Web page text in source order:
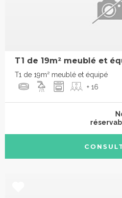
T1 de 19m² meublé et
T1 de 19m² meublé et équipé
+ 16